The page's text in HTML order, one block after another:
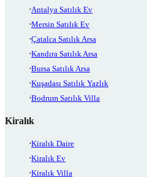
Antalya Satılık Ev
Mersin Satılık Ev
Çatalca Satılık Arsa
Kandıra Satılık Arsa
Bursa Satılık Arsa
Kuşadası Satılık Yazlık
Bodrum Satılık Villa
Kiralık
Kiralık Daire
Kiralık Ev
Kiralık Villa